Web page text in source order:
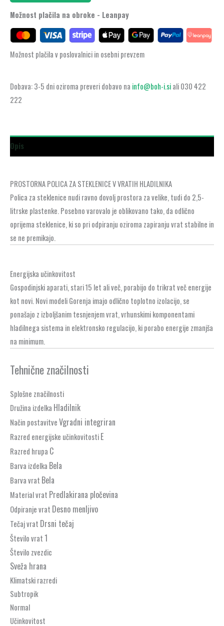
Možnost plačila na obroke - Leanpay
Možnost plačila v poslovalnici in osebni prevzem
Dobava: 3-5 dni oziroma preveri dobavo na info@boh-i.siali 030 422
222
Opis
PROSTORNA POLICA ZA STEKLENICE V VRATIH HLADILNIKA
Polica za steklenice nudi ravno dovolj prostora za velike, tudi do 2,5-
litrske plastenke. Posebno varovalo je oblikovano tako, da odlično
oprijema steklenice, ki so pri odpiranju oziroma zapiranju vrat stabilne in
se ne premikajo.
Energijska učinkovitost
Gospodinjski aparati, stari 15 let ali več, porabijo do trikrat več energije
kot novi. Novi modeli Gorenja imajo odlično toplotno izolacijo, se
ponašajo z izboljšanim tesnjenjem vrat, vrhunskimi komponentami
hladilnega sistema in elektronsko regulacijo, ki porabo energije zmanjša
na minimum.
Tehnične značilnosti
Splošne značilnosti
Družina izdelka Hladilnik
Način postavitveVgradni integriran
Razred energijske učinkovitostiE
Razred hrupa C
Barva izdelka Bela
Barva vrat Bela
Material vrat Predlakirana pločevina
Odpiranje vrat Desno menljivo
Tečaj vrat Drsni tečaj
Število vrat1
Število zvezdic
Sveža hrana
Klimatski razredi
Subtropik
Normal
Učinkovitost